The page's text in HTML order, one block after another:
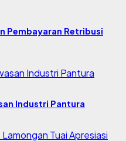
Pembayaran Retribusi
Industri Pantura